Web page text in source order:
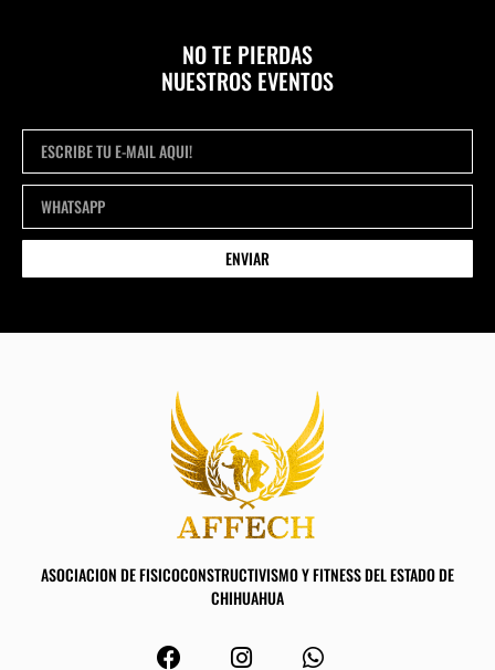
NO TE PIERDAS
NUESTROS EVENTOS
ENVIAR
ASOCIACION DE FISICOCONSTRUCTIVISMO Y FITNESS DEL ESTADO DE
CHIHUAHUA